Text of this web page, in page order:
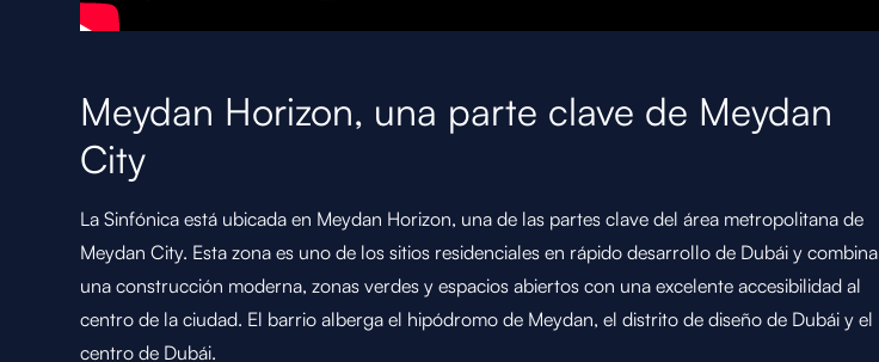
Meydan Horizon, una parte clave de Meydan
City
La Sinfónica está ubicada en Meydan Horizon, una de las partes clave del área metropolitana de
Meydan City. Esta zona es uno de los sitios residenciales en rápido desarrollo de Dubái y combina
una construcción moderna, zonas verdes y espacios abiertos con una excelente accesibilidad al
centro de la ciudad. El barrio alberga el hipódromo de Meydan, el distrito de diseño de Dubái y el
centro de Dubái.